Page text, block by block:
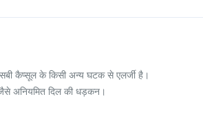
कैप्सूल के किसी अन्य घटक से एलर्जी है।
अनियमित दिल की धड़कन।